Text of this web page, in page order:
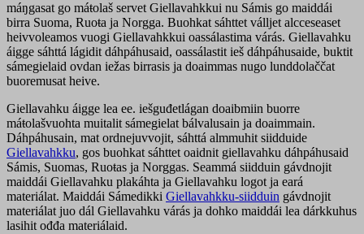
máŋgasat go máŧolaš servet Giellavahkkui nu Sámis go maiddái
birra Suoma, Ruoŧa ja Norgga. Buohkat sáhttet válljet alcceseaset
heivvoleamos vuogi Giellavahkkui oassálastima várás. Giellavahku
áigge sáhttá lágidit dáhpáhusaid, oassálastit ieš dáhpáhusaide, buktit
sámegielaid ovdan iežas birrasis ja doaimmas nugo lunddolaččat
buoremusat heive.
Giellavahku áigge lea ee. iešguđetlágan doaibmiin buorre
máŧolašvuohta muitalit sámegielat bálvalusain ja doaimmain.
Dáhpáhusain, mat ordnejuvvojit, sáhttá almmuhit siidduide
Giellavahkku, gos buohkat sáhttet oaidnit giellavahku dáhpáhusaid
Sámis, Suomas, Ruoŧas ja Norggas. Seammá siidduin gávdnojit
maiddái Giellavahku plakáhta ja Giellavahku logot ja eará
materiálat. Maiddái Sámedikki Giellavahkku-siidduin gávdnojit
materiálat juo dál Giellavahku várás ja dohko maiddái lea dárkkuhus
lasihit ođđa materiálaid.